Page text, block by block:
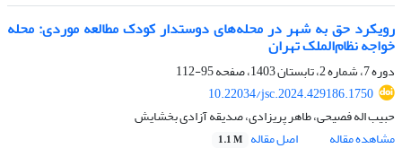
رویکرد حق به شهر در محله‌های دوستدار کودک مطالعه موردی: محله
خواجه نظام‌الملک تهران
دوره 7، شماره 2، تابستان 1403، صفحه
95-112
10.22034/jsc.2024.429186.1750
حبیب اله فصیحی، طاهر پریزادی، صدیقه آزادی بخشایش
مشاهده مقاله
اصل مقاله 1.1 M